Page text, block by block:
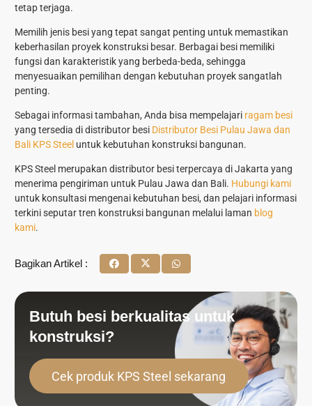
tetap terjaga.
Memilih jenis besiyang tepat sangat penting untuk memastikan
keberhasilan proyek konstruksi besar. Berbagai besi memiliki
fungsi dan karakteristik yang berbeda-beda, sehingga
menyesuaikan pemilihan dengan kebutuhan proyek sangatlah
penting.
Sebagai informasi tambahan, Anda bisa mempelajari ragam besi
yang tersedia di distributor besi Distributor Besi Pulau Jawa dan
Bali KPS Steel untuk kebutuhan konstruksi bangunan.
KPS Steel merupakan distributor besi terpercaya di Jakarta yang
menerima pengiriman untuk Pulau Jawa dan Bali. Hubungi kami
untuk konsultasi mengenai kebutuhan besi, dan pelajari informasi
terkini seputar tren konstruksi bangunan melalui laman blog
kami.
Bagikan Artikel :
Butuh besi berkualitas untuk
konstruksi?
Cek produk KPS Steel sekarang